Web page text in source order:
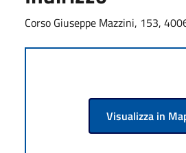
Corso Giuseppe Mazzini, 153,
Visualizza in